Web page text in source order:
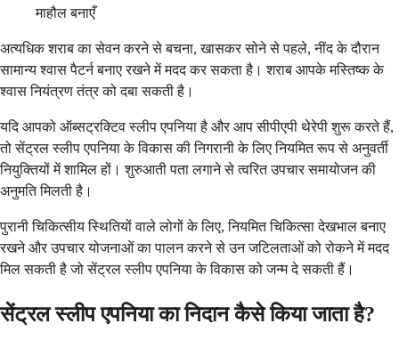
माहौल बनाएँ
अत्यधिक शराब का सेवन करने से बचना, खासकर सोने से पहले, नींद के दौरान
सामान्य श्वास पैटर्न बनाए रखने में मदद कर सकता है। शराब आपके मस्तिष्क के
श्वास नियंत्रण तंत्र को दबा सकती है।
यदि आपको ऑब्सट्रक्टिव स्लीप एपनिया है और आप सीपीएपी थेरेपी शुरू करते हैं,
तो सेंट्रल स्लीप एपनिया के विकास की निगरानी के लिए नियमित रूप से अनुवर्ती
नियुक्तियों में शामिल हों। शुरुआती पता लगाने से त्वरित उपचार समायोजन की
अनुमति मिलती है।
पुरानी चिकित्सीय स्थितियों वाले लोगों के लिए, नियमित चिकित्सा देखभाल बनाए
रखने और उपचार योजनाओं का पालन करने से उन जटिलताओं को रोकने में मदद
मिल सकती है जो सेंट्रल स्लीप एपनिया के विकास को जन्म दे सकती हैं।
सेंट्रल स्लीप एपनिया का निदान कैसे किया जाता है?